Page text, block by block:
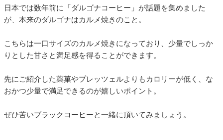
日本では数年前に「ダルゴナコーヒー」が話題を集めました
が、本来のダルゴナはカルメ焼きのこと。
こちらは一口サイズのカルメ焼きになっており、少量でしっか
りとした甘さと満足感を得ることができます。
先にご紹介した薬菓やプレッツェルよりもカロリーが低く、な
おかつ少量で満足できるのが嬉しいポイント。
ぜひ苦いブラックコーヒーと一緒に頂いてみましょう。